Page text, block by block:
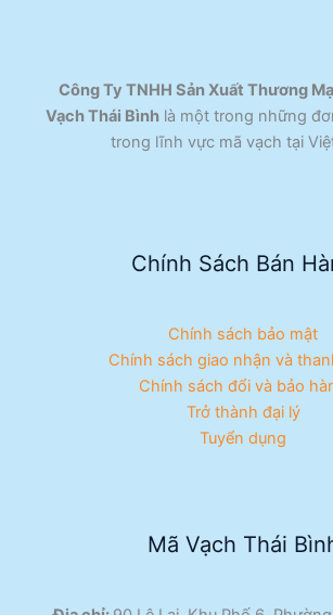
Công Ty TNHH Sản Xuất Thương
Vạch Thái Bìnhlà một trong những
trong lĩnh vực mã vạch tại
Chính Sách Bán
Chính sách bảo mật
Chính sách giao nhận và
Chính sách đổi và bảo
Trở thành đại lý
Tuyển dụng
Mã Vạch Thái